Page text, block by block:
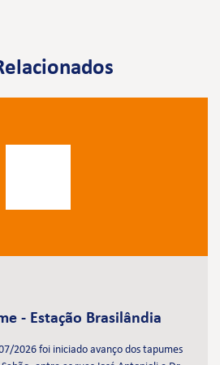
- Estação Brasilândia
2026 foi iniciado avanço dos tapumes